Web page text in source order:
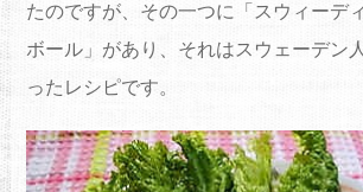
たのですが、その一つに「スウィーデ
ボール」があり、それはスウェーデン
ったレシピです。